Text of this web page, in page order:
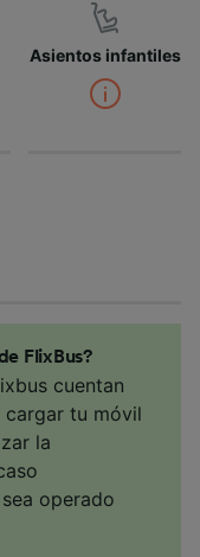
Asientos infantiles
FlixBus?
cuentan
cargar tu móvil
la
operado